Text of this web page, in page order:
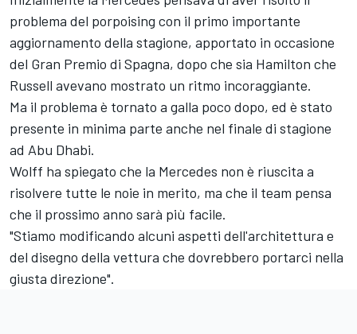
problema del porpoising con il primo importante
aggiornamento della stagione, apportato in occasione
del Gran Premio di Spagna, dopo che sia Hamilton che
Russell avevano mostrato un ritmo incoraggiante.
Ma il problema è tornato a galla poco dopo, ed è stato
presente in minima parte anche nel finale di stagione
ad Abu Dhabi.
Wolff ha spiegato che la Mercedes non è riuscita a
risolvere tutte le noie in merito, ma che il team pensa
che il prossimo anno sarà più facile.
"Stiamo modificando alcuni aspetti dell'architettura e
del disegno della vettura che dovrebbero portarci nella
giusta direzione".